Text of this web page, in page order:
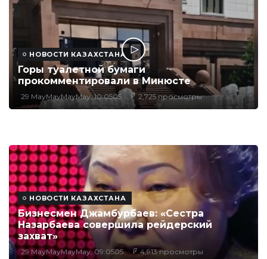
НОВОСТИ КАЗАХСТАНА
Горы туалетной бумаги
прокомментировали в Минюсте
29 MayMayMayMay, 10:0505 2,725 просмотры
НОВОСТИ КАЗАХСТАНА
Бизнесмен Джамбурбаев: «Сестра
Назарбаева совершила рейдерский
захват»
29 MayMayMayMay, 09:0505 4,913 просмотры